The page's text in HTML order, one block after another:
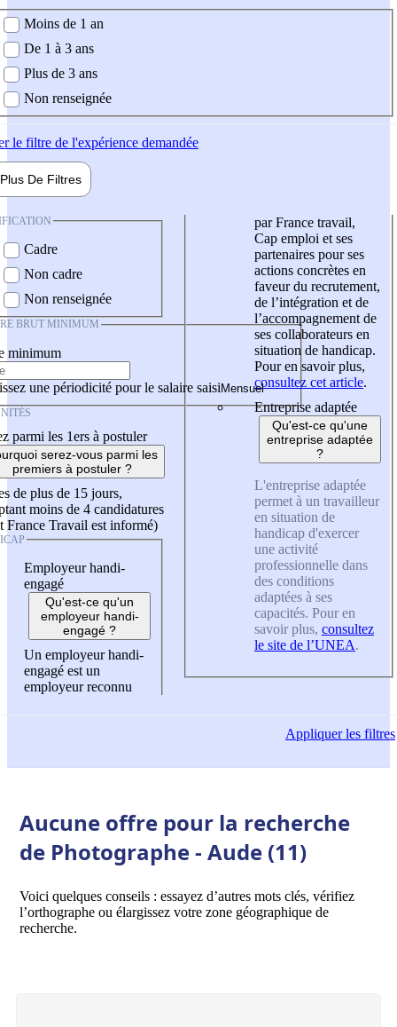
demandée
Moins de 1 an
De 1 à 3 ans
Plus de 3 ans
Non renseignée
le filtre de l'expérience demandée
Plus De Filtres
Cadre
Non cadre
Non renseignée
BRUT MINIMUM
minimum
une périodicité pour le salaire saisi
parmi les 1ers à postuler
serez-vous parmi les
premiers à postuler ?
de plus de 15 jours,
moins de 4 candidatures
France Travail est informé)
Employeur handi-
engagé
Qu'est-ce qu'un
employeur handi-
engagé ?
Un employeur handi-
engagé est un
employeur reconnu
par France travail,
Cap emploi et ses
partenaires pour ses
actions concrètes en
faveur du recrutement,
de l’intégration et de
l’accompagnement de
ses collaborateurs en
situation de handicap.
Pour en savoir plus,
consultez cet article.
Entreprise adaptée
Qu'est-ce qu'une
entreprise adaptée
?
L'entreprise adaptée
permet à un travailleur
en situation de
handicap d'exercer
une activité
professionnelle dans
des conditions
adaptées à ses
capacités. Pour en
savoir plus, consultez
le site de l’UNEA.
Appliquerles filtres
Aucune offre pour la recherche
de Photographe - Aude (11)
Voici quelques conseils : essayez d’autres mots clés, vérifiez
l’orthographe ou élargissez votre zone géographique de
recherche.